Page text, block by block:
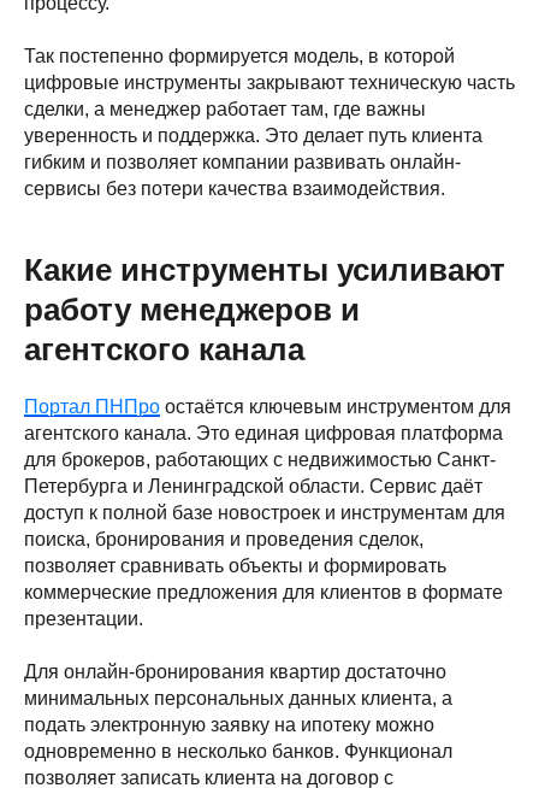
Так постепенно формируется модель, в которой
цифровые инструменты закрывают техническую часть
сделки, а менеджер работает там, где важны
уверенность и поддержка. Это делает путь клиента
гибким и позволяет компании развивать онлайн-
сервисы без потери качества взаимодействия.
Какие инструменты усиливают
работу менеджеров и
агентского канала
Портал ПНПро остаётся ключевым инструментом для
агентского канала. Это единая цифровая платформа
для брокеров, работающих с недвижимостью Санкт-
Петербурга и Ленинградской области. Сервис даёт
доступ к полной базе новостроек и инструментам для
поиска, бронирования и проведения сделок,
позволяет сравнивать объекты и формировать
коммерческие предложения для клиентов в формате
презентации.
Для онлайн-бронирования квартир достаточно
минимальных персональных данных клиента, а
подать электронную заявку на ипотеку можно
одновременно в несколько банков. Функционал
позволяет записать клиента на договор с